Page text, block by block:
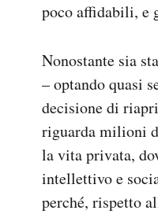
poco affidabili, e
Nonostante sia
– optando quasi
decisione di
riguarda milioni
la vita privata,
intellettivo e
perché, rispetto